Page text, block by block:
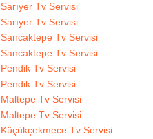
Sarıyer Tv Servisi
Sarıyer Tv Servisi
Sancaktepe Tv Servisi
Sancaktepe Tv Servisi
Pendik Tv Servisi
Pendik Tv Servisi
Maltepe Tv Servisi
Maltepe Tv Servisi
Küçükçekmece Tv Servisi